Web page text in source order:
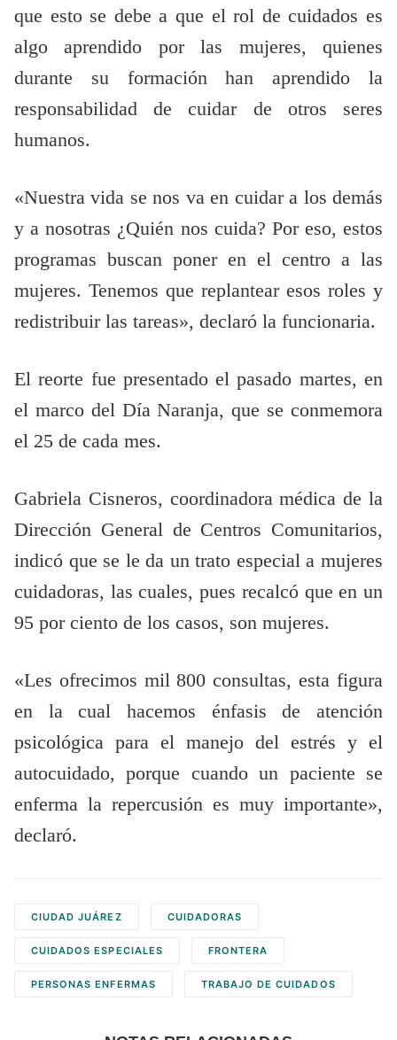
que esto se debe a que el rol de cuidados es
algo aprendido por las mujeres, quienes
durante su formación han aprendido la
responsabilidad de cuidar de otros seres
humanos.
«Nuestra vida se nos va en cuidar a los demás
y a nosotras ¿Quién nos cuida? Por eso, estos
programas buscan poner en el centro a las
mujeres. Tenemos que replantear esos roles y
redistribuir las tareas», declaró la funcionaria.
El reorte fue presentado el pasado martes, en
el marco del Día Naranja, que se conmemora
el 25 de cada mes.
Gabriela Cisneros, coordinadora médica de la
Dirección General de Centros Comunitarios,
indicó que se le da un trato especial a mujeres
cuidadoras, las cuales, pues recalcó que en un
95 por ciento de los casos, son mujeres.
«Les ofrecimos mil 800 consultas, esta figura
en la cual hacemos énfasis de atención
psicológica para el manejo del estrés y el
autocuidado, porque cuando un paciente se
enferma la repercusión es muy importante»,
declaró.
CIUDAD JUÁREZ CUIDADORAS
CUIDADOS ESPECIALES FRONTERA
PERSONAS ENFERMAS TRABAJO DE CUIDADOS